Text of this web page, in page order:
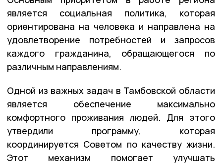
является социальная политика, которая
ориентирована на человека и направлена на
удовлетворение потребностей и запросов
каждого гражданина, обращающегося по
различным направлениям.
Одной из важных задач в Тамбовской области
является обеспечение максимально
комфортного проживания людей. Для этого
утвердили программу, которая
координируется Советом по качеству жизни.
Этот механизм помогает улучшать